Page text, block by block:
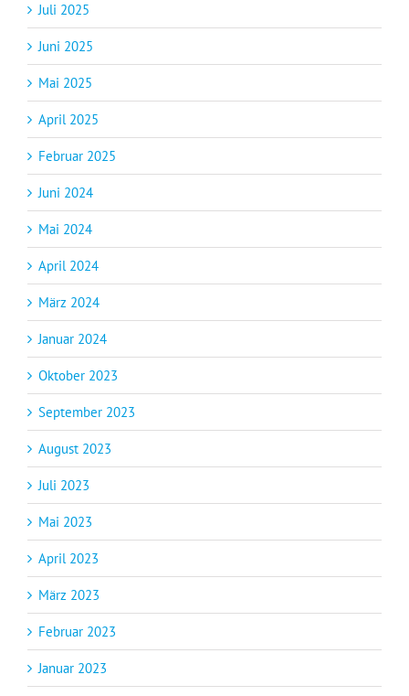
Juli 2025
Juni 2025
Mai 2025
April 2025
Februar 2025
Juni 2024
Mai 2024
April 2024
März 2024
Januar 2024
Oktober 2023
September 2023
August 2023
Juli 2023
Mai 2023
April 2023
März 2023
Februar 2023
Januar 2023